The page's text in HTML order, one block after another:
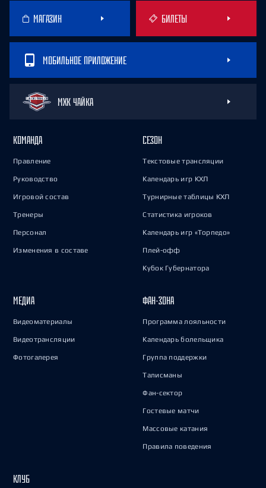
МАГАЗИН БИЛЕТЫ
МОБИЛЬНОЕ ПРИЛОЖЕНИЕ
МХК ЧАЙКА
КОМАНДА
Правление
Руководство
Игровой состав
Тренеры
Персонал
Изменения в составе
СЕЗОН
Текстовые трансляции
Календарь игр КХЛ
Турнирные таблицы КХЛ
Статистика игроков
Календарь игр «Торпедо»
Плей-офф
Кубок Губернатора
МЕДИА
Видеоматериалы
Видеотрансляции
Фотогалерея
ФАН-ЗОНА
Программа лояльности
Календарь болельщика
Группа поддержки
Талисманы
Фан-сектор
Гостевые матчи
Массовые катания
Правила поведения
КЛУБ